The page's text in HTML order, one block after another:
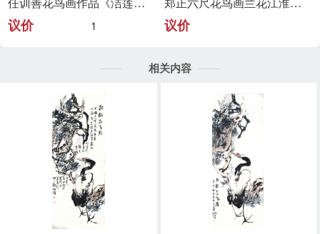
议价 1 议价
相关内容